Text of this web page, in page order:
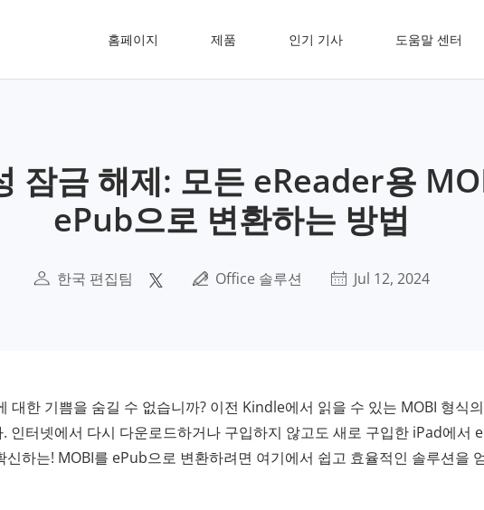
홈페이지 제품 인기 기사 도움말 센터
잠금 해제: 모든 eReader용
ePub으로 변환하는 방법
한국 편집팀 Office 솔루션 Jul 12, 2024
대한 기쁨을 숨길 수 없습니까? 이전 Kindle에서 읽을 수 있는 MOBI 형식의
인터넷에서 다시 다운로드하거나 구입하지 않고도 새로 구입한 iPad에서
신하는! MOBI를 ePub으로 변환하려면 여기에서 쉽고 효율적인 솔루션을